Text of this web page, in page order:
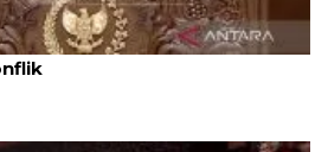
APBN tetap dapat jaga